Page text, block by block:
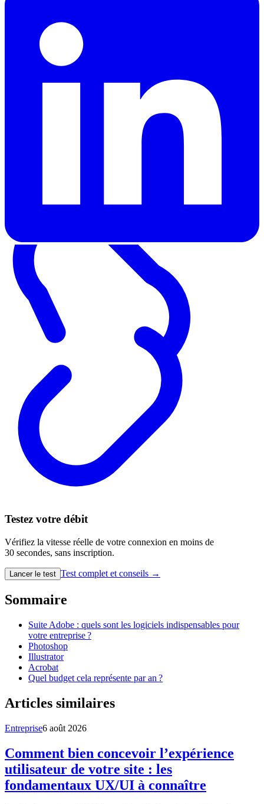
Testez votre débit
Vérifiez la vitesse réelle de votre connexion en moins de
30 secondes, sans inscription.
Lancer le test Test complet et conseils →
Sommaire
Suite Adobe : quels sont les logiciels indispensables pour
votre entreprise ?
Photoshop
Illustrator
Acrobat
Quel budget cela représente par an ?
Articles similaires
Entreprise6 août 2026
Comment bien concevoir l’expérience
utilisateur de votre site : les
fondamentaux UX/UI à connaître